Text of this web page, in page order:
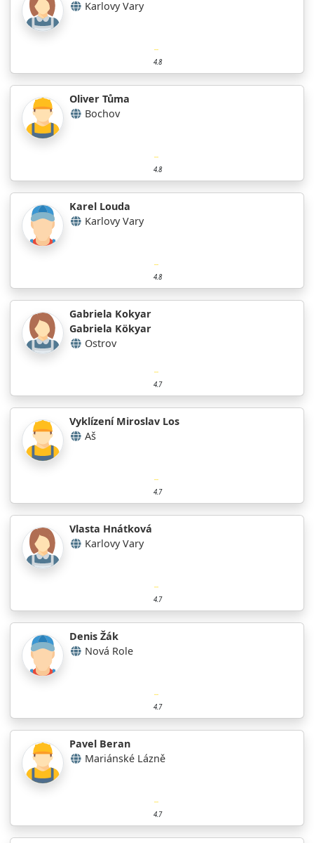
Karlovy Vary
4.8
Oliver Tůma
Bochov
4.8
Karel Louda
Karlovy Vary
4.8
Gabriela Kokyar
Gabriela Kökyar
Ostrov
4.7
Vyklízení Miroslav Los
Aš
4.7
Vlasta Hnátková
Karlovy Vary
4.7
Denis Žák
Nová Role
4.7
Pavel Beran
Mariánské Lázně
4.7